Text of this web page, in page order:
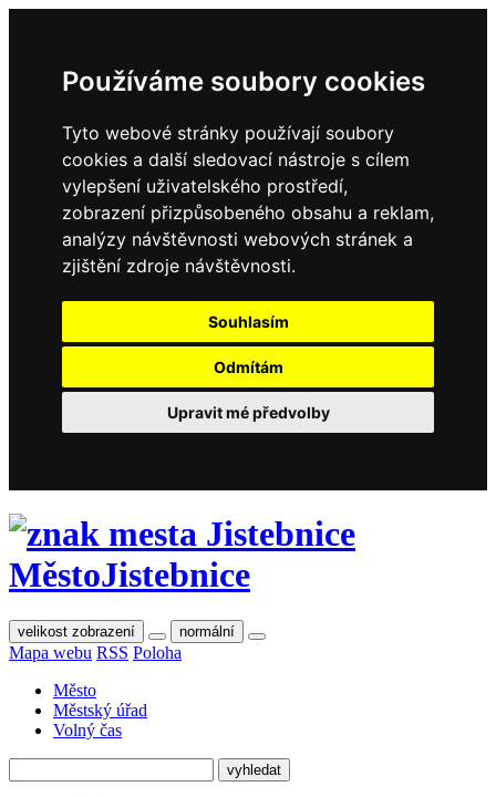
Používáme soubory cookies
Tyto webové stránky používají soubory
cookies a další sledovací nástroje s cílem
vylepšení uživatelského prostředí,
zobrazení přizpůsobeného obsahu a reklam,
analýzy návštěvnosti webových stránek a
zjištění zdroje návštěvnosti.
Souhlasím
Odmítám
Upravit mé předvolby
MěstoJistebnice
velikost zobrazení normální
Mapa webu RSS Poloha
Město
Městský úřad
Volný čas